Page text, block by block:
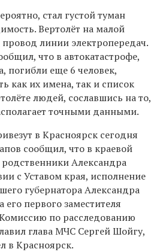
стал густой туман
Вертолёт на малой
провод линии электропередач.
что в автокатастрофе,
погибли еще 6 человек,
как их имена, так и список
людей, сославшись на то,
точными данными.
в Красноярск сегодня
сообщил, что в краевой
Александра
с Уставом края, исполнение
губернатора Александра
первого заместителя
по расследованию
глава МЧС Сергей Шойгу,
в Красноярск.